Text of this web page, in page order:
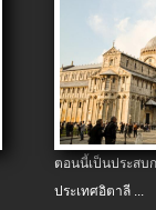
ตอนนี้เป็นประส
ประเทศอิตาลี ...